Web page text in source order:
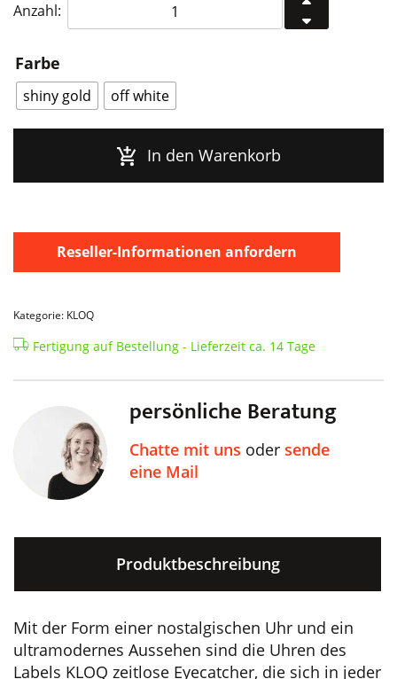
Farbe
shiny gold off white
Anzahl:
Pebble
Menge
In den Warenkorb
Reseller-Informationen anfordern
Kategorie: KLOQ
Fertigung auf Bestellung - Lieferzeit ca. 14 Tage
persönliche Beratung
Chatte mit uns oder sende
eine Mail
Produktbeschreibung
Mit der Form einer nostalgischen Uhr und ein
ultramodernes Aussehen sind die Uhren des
Labels KLOQ zeitlose Eyecatcher, die sich in jeder